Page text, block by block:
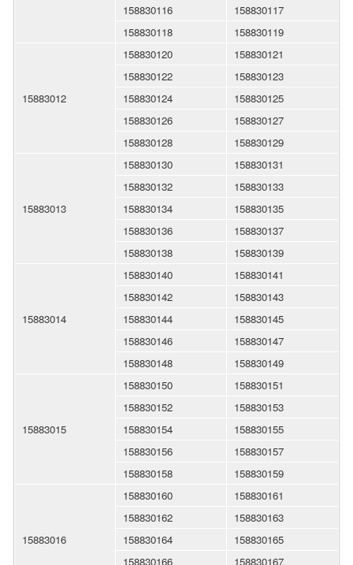
158830116
158830117
158830118
158830119
15883012
158830120
158830121
158830122
158830123
158830124
158830125
158830126
158830127
158830128
158830129
15883013
158830130
158830131
158830132
158830133
158830134
158830135
158830136
158830137
158830138
158830139
15883014
158830140
158830141
158830142
158830143
158830144
158830145
158830146
158830147
158830148
158830149
15883015
158830150
158830151
158830152
158830153
158830154
158830155
158830156
158830157
158830158
158830159
15883016
158830160
158830161
158830162
158830163
158830164
158830165
158830166
158830167